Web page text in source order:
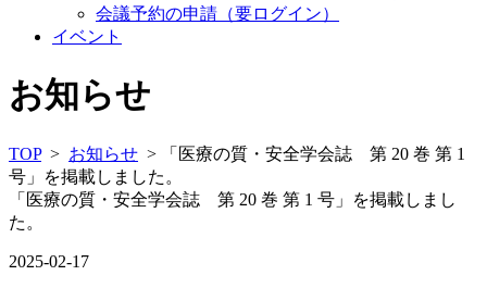
会議予約の申請（要ログイン）
イベント
お知らせ
TOP> お知らせ > 「医療の質・安全学会誌 第 20 巻 第 1
号」を掲載しました。
「医療の質・安全学会誌 第 20 巻 第 1 号」を掲載しまし
た。
2025-02-17